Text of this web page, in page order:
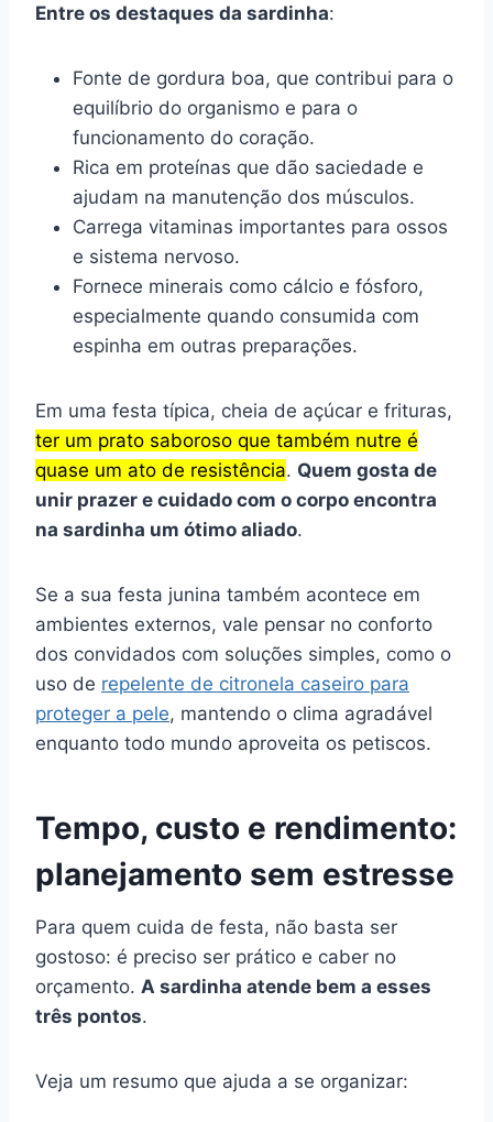
Entre os destaques da sardinha:
Fonte de gordura boa, que contribui para o
equilíbrio do organismo e para o
funcionamento do coração.
Rica em proteínas que dão saciedade e
ajudam na manutenção dos músculos.
Carrega vitaminas importantes para ossos
e sistema nervoso.
Fornece minerais como cálcio e fósforo,
especialmente quando consumida com
espinha em outras preparações.
Em uma festa típica, cheia de açúcar e frituras,
ter um prato saboroso que também nutre é
quase um ato de resistência. Quem gosta de
unir prazer e cuidado com o corpo encontra
na sardinha um ótimo aliado.
Se a sua festa junina também acontece em
ambientes externos, vale pensar no conforto
dos convidados com soluções simples, como o
uso de repelente de citronela caseiro para
proteger a pele, mantendo o clima agradável
enquanto todo mundo aproveita os petiscos.
Tempo, custo e rendimento:
planejamento sem estresse
Para quem cuida de festa, não basta ser
gostoso: é preciso ser prático e caber no
orçamento. A sardinha atende bem a esses
três pontos.
Veja um resumo que ajuda a se organizar: